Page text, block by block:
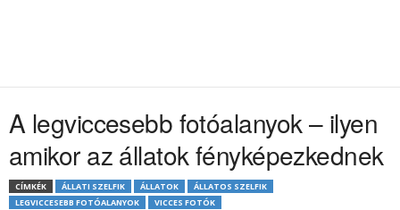
A legviccesebb fotóalanyok – ilyen
amikor az állatok fényképezkednek
CÍMKÉK ÁLLATI SZELFIK ÁLLATOK
ÁLLATOS SZELFIK
LEGVICCESEBB FOTÓALANYOK
VICCES FOTÓK